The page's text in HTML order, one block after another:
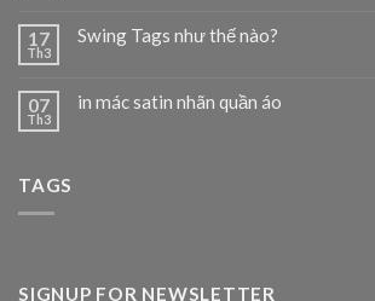
17
Th3
Swing Tags như thế nào?
07
Th3
in mác satin nhãn quần áo
TAGS
SIGNUP FOR NEWSLETTER